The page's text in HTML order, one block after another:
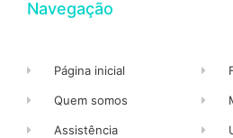
Navegação
Página inicial
Quem somos
Assistência